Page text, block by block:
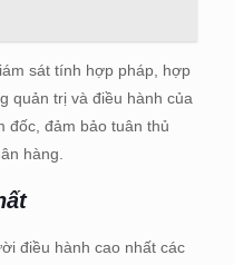
sát tính hợp pháp, hợp
quản trị và điều hành của
đốc, đảm bảo tuân thủ
hàng.
điều hành cao nhất các